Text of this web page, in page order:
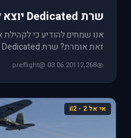
שרת Dedicated יוצא לדרך!
במהירות רוחב פס גבו
2,268
03.06.2011
·
@preflight
אי אל 2 - il2